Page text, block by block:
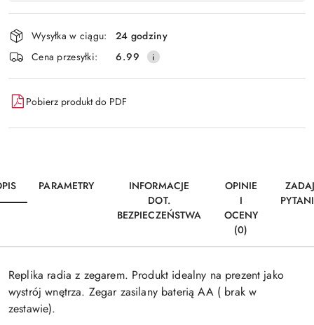
Wyślij
dostawa
Wysyłka w ciągu:
24 godziny
Cena przesyłki:
6.99
Pobierz produkt do PDF
PARAMETRY
INFORMACJE
DOT.
BEZPIECZEŃSTWA
OPINIE
I
OCENY
(0)
Replika radia z zegarem. Produkt idealny na prezent jako
wystrój wnętrza. Zegar zasilany baterią AA ( brak w
zestawie).